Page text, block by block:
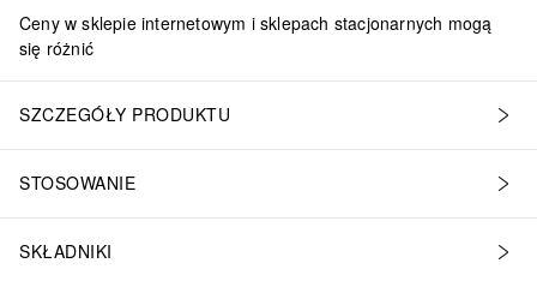
Ceny w sklepie internetowym i sklepach stacjonarnych mogą
się różnić
SZCZEGÓŁY PRODUKTU
STOSOWANIE
SKŁADNIKI